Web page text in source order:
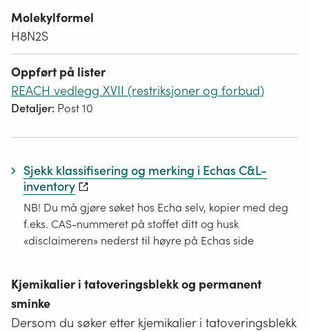
Molekylformel
H8N2S
Oppført på lister
REACH vedlegg XVII (restriksjoner og forbud)
Detaljer: Post 10
Sjekk klassifisering og merking i Echas C&L-
inventory
NB! Du må gjøre søket hos Echa selv, kopier med deg
f.eks. CAS-nummeret på stoffet ditt og husk
«disclaimeren» nederst til høyre på Echas side
Kjemikalier i tatoveringsblekk og permanent
sminke
Dersom du søker etter kjemikalier i tatoveringsblekk